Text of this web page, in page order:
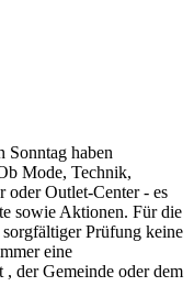
Sonntag haben
Mode, Technik,
Outlet-Center - es
sowie Aktionen. Für die
Prüfung keine
eine
der Gemeinde oder dem